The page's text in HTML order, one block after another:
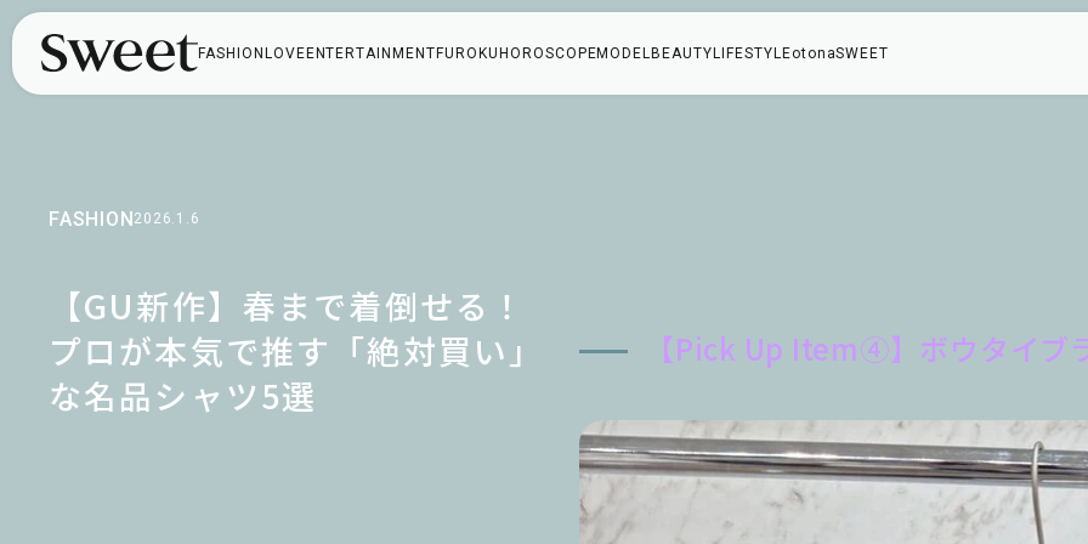
FASHION LOVE ENTERTAINMENT FUROKU HOROSCOPEMODEL BEAUTY LIFESTYLEotonaSWEET
FASHION2026.1.6
【GU新作】春まで着倒せる！
プロが本気で推す「絶対買い」
な名品シャツ5選
【Pick Up Item④】ボウタイブ